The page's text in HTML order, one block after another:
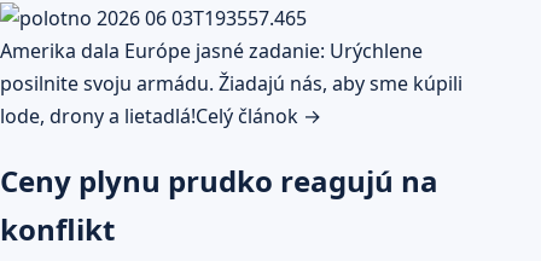
Amerika dala Európe jasné zadanie: Urýchlene
posilnite svoju armádu. Žiadajú nás, aby sme kúpili
lode, drony a lietadlá!Celý článok →
Ceny plynu prudko reagujú na
konflikt